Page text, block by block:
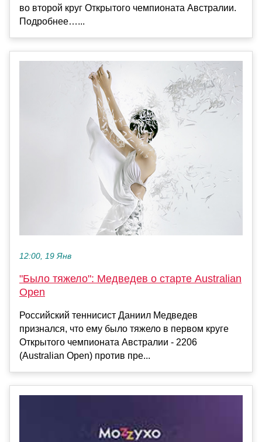
во второй круг Открытого чемпионата Австралии.
Подробнее…...
12:00, 19 Янв
"Было тяжело": Медведев о старте Australian
Open
Российский теннисист Даниил Медведев
признался, что ему было тяжело в первом круге
Открытого чемпионата Австралии - 2206
(Australian Open) против пре...